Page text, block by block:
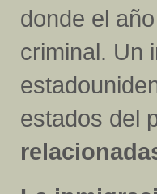
donde el
criminal. Un
estados del